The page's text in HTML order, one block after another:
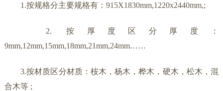
1.按规格分主要规格有：915X1830mm,1220x2440mm,;
2. 按厚度区分厚度：
9mm,12mm,15mm,18mm,21mm,24mm……
3.按材质区分材质：桉木，杨木，桦木，硬木，松木，混
合木等 ;